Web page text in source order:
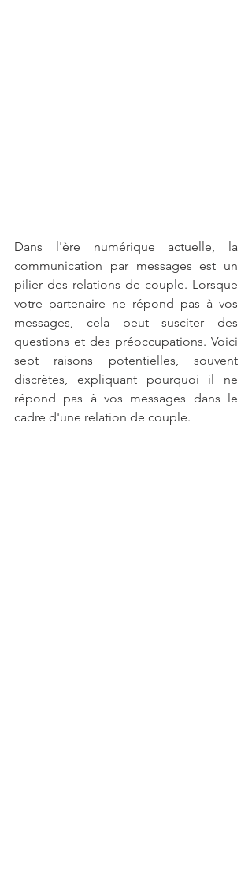
Dans l'ère numérique actuelle, la
communication par messages est un
pilier des relations de couple. Lorsque
votre partenaire ne répond pas à vos
messages, cela peut susciter des
questions et des préoccupations. Voici
sept raisons potentielles, souvent
discrètes, expliquant pourquoi il ne
répond pas à vos messages dans le
cadre d'une relation de couple.